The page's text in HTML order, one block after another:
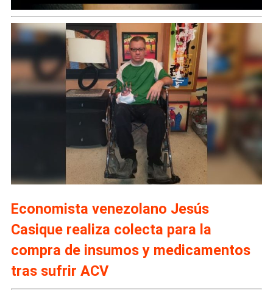
Economista venezolano Jesús
Casique realiza colecta para la
compra de insumos y medicamentos
tras sufrir ACV